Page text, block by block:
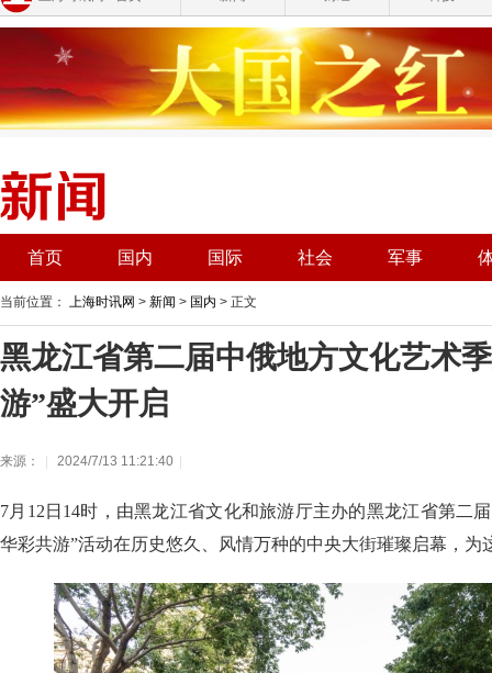
首页 国内 国际 社会 军事
当前位置： 上海时讯网 > 新闻 > 国内 > 正文
黑龙江省第二届中俄地方文化艺术
游”盛大开启
来源： 2024/7/13 11:21:40
7月12日14时，由黑龙江省文化和旅游厅主办的黑龙江省第二
华彩共游”活动在历史悠久、风情万种的中央大街璀璨启幕，为